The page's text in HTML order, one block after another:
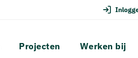
Projecten Werken bij